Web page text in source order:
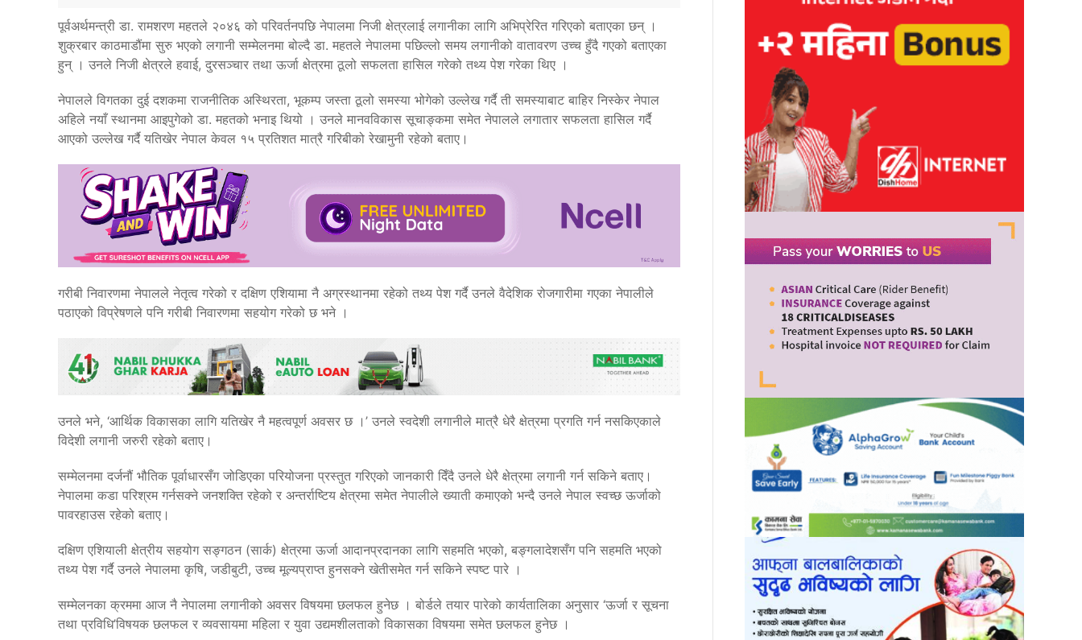
पूर्वअर्थमन्त्री डा. रामशरण महतले २०४६ को परिवर्तनपछि नेपालमा निजी क्षेत्रलाई लगानीका लागि अभिप्रेरित गरिएको बताएका छन् ।
शुक्रबार काठमाडौंमा सुरु भएको लगानी सम्मेलनमा बोल्दै डा. महतले नेपालमा पछिल्लो समय लगानीको वातावरण उच्च हुँदै गएको बताएका
हुन् । उनले निजी क्षेत्रले हवाई, दुरसञ्चार तथा ऊर्जा क्षेत्रमा ठूलो सफलता हासिल गरेको तथ्य पेश गरेका थिए ।
नेपालले विगतका दुई दशकमा राजनीतिक अस्थिरता, भूकम्प जस्ता ठूलो समस्या भोगेको उल्लेख गर्दै ती समस्याबाट बाहिर निस्केर नेपाल
अहिले नयाँ स्थानमा आइपुगेको डा. महतको भनाइ थियो । उनले मानवविकास सूचाङ्कमा समेत नेपालले लगातार सफलता हासिल गर्दै
आएको उल्लेख गर्दै यतिखेर नेपाल केवल १५ प्रतिशत मात्रै गरिबीको रेखामुनी रहेको बताए।
गरीबी निवारणमा नेपालले नेतृत्व गरेको र दक्षिण एशियामा नै अग्रस्थानमा रहेको तथ्य पेश गर्दै उनले वैदेशिक रोजगारीमा गएका नेपालीले
पठाएको विप्रेषणले पनि गरीबी निवारणमा सहयोग गरेको छ भने ।
उनले भने, ‘आर्थिक विकासका लागि यतिखेर नै महत्वपूर्ण अवसर छ ।’ उनले स्वदेशी लगानीले मात्रै धेरै क्षेत्रमा प्रगति गर्न नसकिएकाले
विदेशी लगानी जरुरी रहेको बताए।
सम्मेलनमा दर्जनौं भौतिक पूर्वाधारसँग जोडिएका परियोजना प्रस्तुत गरिएको जानकारी दिँदै उनले धेरै क्षेत्रमा लगानी गर्न सकिने बताए।
नेपालमा कडा परिश्रम गर्नसक्ने जनशक्ति रहेको र अन्तर्राष्टिय क्षेत्रमा समेत नेपालीले ख्याती कमाएको भन्दै उनले नेपाल स्वच्छ ऊर्जाको
पावरहाउस रहेको बताए।
दक्षिण एशियाली क्षेत्रीय सहयोग सङ्गठन (सार्क) क्षेत्रमा ऊर्जा आदानप्रदानका लागि सहमति भएको, बङ्गलादेशसँग पनि सहमति भएको
तथ्य पेश गर्दै उनले नेपालमा कृषि, जडीबुटी, उच्च मूल्यप्राप्त हुनसक्ने खेतीसमेत गर्न सकिने स्पष्ट पारे ।
सम्मेलनका क्रममा आज नै नेपालमा लगानीको अवसर विषयमा छलफल हुनेछ । बोर्डले तयार पारेको कार्यतालिका अनुसार ‘ऊर्जा र सूचना
तथा प्रविधि’विषयक छलफल र व्यवसायमा महिला र युवा उद्यमशीलताको विकासका विषयमा समेत छलफल हुनेछ ।